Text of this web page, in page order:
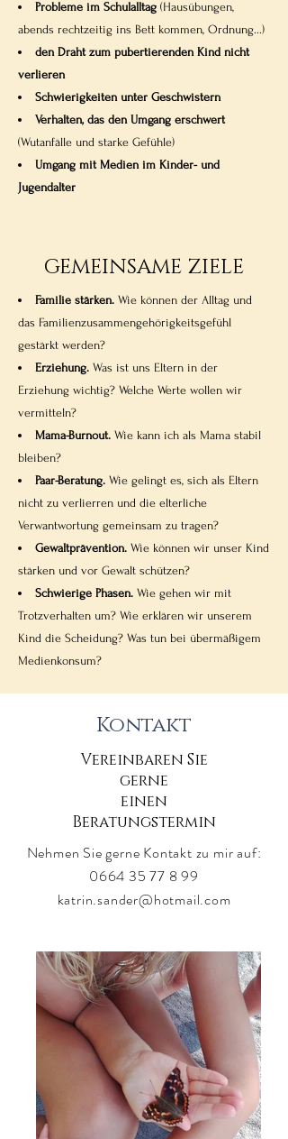
Probleme im Schulalltag (Hausübungen,
abends rechtzeitig ins Bett kommen, Ordnung...)
den Draht zum pubertierenden Kind nicht
verlieren
Schwierigkeiten unter Geschwistern
Verhalten, das den Umgang erschwert
(Wutanfälle und starke Gefühle)
Umgang mit Medien im Kinder- und
Jugendalter
GEMEINSAME ZIELE
Familie stärken. Wie können der Alltag und
das Familienzusammengehörigkeitsgefühl
gestärkt werden?
Erziehung. Was ist uns Eltern in der
Erziehung wichtig? Welche Werte wollen wir
vermitteln?
Mama-Burnout. Wie kann ich als Mama stabil
bleiben?
Paar-Beratung. Wie gelingt es, sich als Eltern
nicht zu verlierren und die elterliche
Verwantwortung gemeinsam zu tragen?
Gewaltprävention. Wie können wir unser Kind
stärken und vor Gewalt schützen?
Schwierige Phasen. Wie gehen wir mit
Trotzverhalten um? Wie erklären wir unserem
Kind die Scheidung? Was tun bei übermäßigem
Medienkonsum?
Kontakt
Vereinbaren Sie
gerne
einen
Beratungstermin
Nehmen Sie gerne Kontakt zu mir auf:
0664 35 77 8 99
katrin.sander@hotmail.com